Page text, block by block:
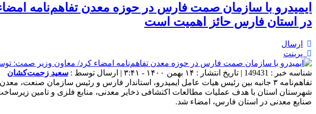
ایمیدرو با سازمان صمت فارس در حوزه معدن تفاهم‌نامه
در استان فارس حائز اهمیت است
ارسال
پرینت
شناسه خبر : 149431 | تاریخ انتشار : ۱۴ بهمن ۱۴۰۰ - ۳:۴۱ | ارسال توسط :
سعید زحمت‌کشان
شهرستان استان با هدف عملیات مطالعات اکتشافی ذخایر معدنی، منابع فلزی و تامین
صنایع معدنی در استان فارس، امضاء شد.